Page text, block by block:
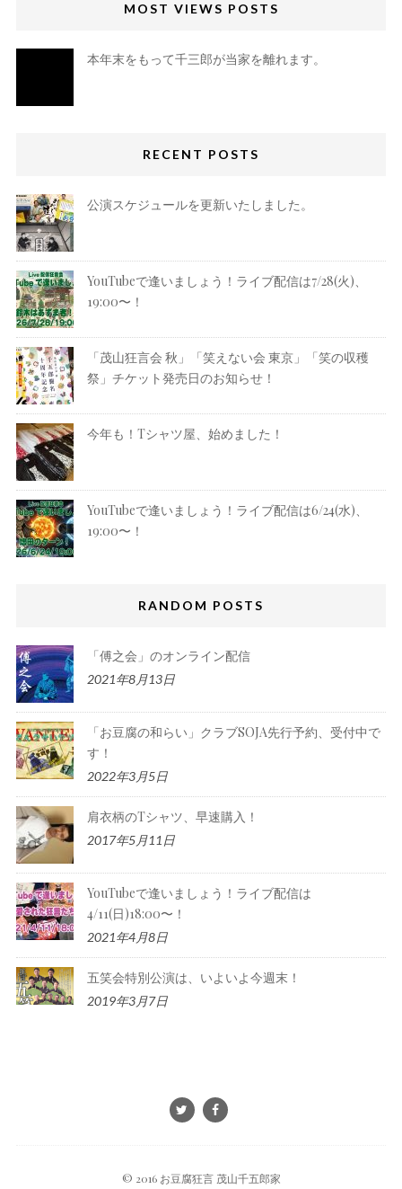
MOST VIEWS POSTS
本年末をもって千三郎が当家を離れます。
RECENT POSTS
公演スケジュールを更新いたしました。
YouTubeで逢いましょう！ライブ配信は7/28(火)、
19:00〜！
「茂山狂言会 秋」「笑えない会 東京」「笑の収穫
祭」チケット発売日のお知らせ！
今年も！Tシャツ屋、始めました！
YouTubeで逢いましょう！ライブ配信は6/24(水)、
19:00〜！
RANDOM POSTS
「傅之会」のオンライン配信
2021年8月13日
「お豆腐の和らい」クラブSOJA先行予約、受付中で
す！
2022年3月5日
肩衣柄のTシャツ、早速購入！
2017年5月11日
YouTubeで逢いましょう！ライブ配信は
4/11(日)18:00〜！
2021年4月8日
五笑会特別公演は、いよいよ今週末！
2019年3月7日
© 2016 お豆腐狂言 茂山千五郎家